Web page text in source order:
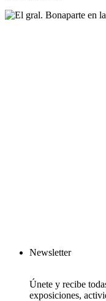
Newsletter
Únete y recibe
exposiciones,